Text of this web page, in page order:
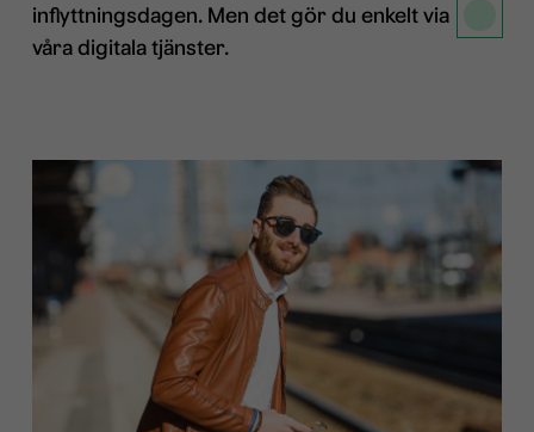
inflyttningsdagen. Men det gör du enkelt via
våra digitala tjänster.